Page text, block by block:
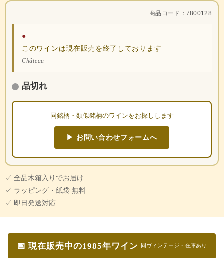
商品コード：7800128
●
このワインは現在販売を終了しております
Château
品切れ
同銘柄・類似銘柄のワインをお探しします
▶ お問い合わせフォームへ
✓ 全品木箱入りでお届け
✓ ラッピング・紙袋 無料
✓ 即日発送対応
📅 現在販売中の1985年ワイン 同ヴィンテージ・在庫あり